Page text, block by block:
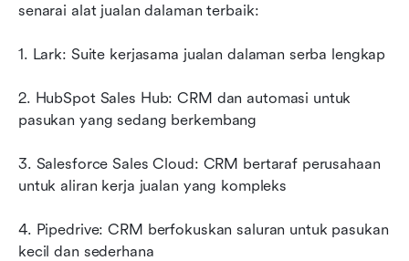
senarai alat jualan dalaman terbaik:
1. Lark: Suite kerjasama jualan dalaman serba lengkap
2. HubSpot Sales Hub: CRM dan automasi untuk
pasukan yang sedang berkembang
3. Salesforce Sales Cloud: CRM bertaraf perusahaan
untuk aliran kerja jualan yang kompleks
4. Pipedrive: CRM berfokuskan saluran untuk pasukan
kecil dan sederhana